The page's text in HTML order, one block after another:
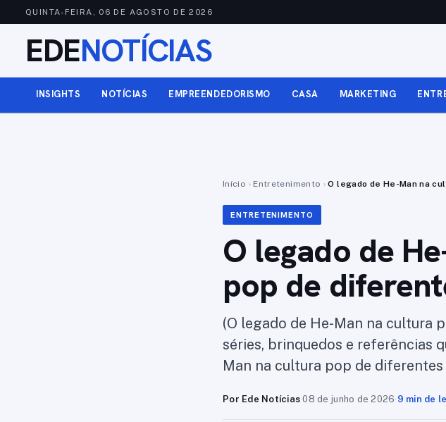
QUINTA-FEIRA, 06 DE AGOSTO DE 2026
EDENOTÍCIAS
INSIGHTS NOTÍCIAS EMPREENDEDORISMO CASA MARKETING
Início › Entretenimento › O legado de He-Man na
ENTRETENIMENTO
O legado de
pop de
(O legado de He-Man na cultura
séries, brinquedos e referências
Man na cultura pop de
Por Ede Notícias·08 de junho de 2026· 9 min de